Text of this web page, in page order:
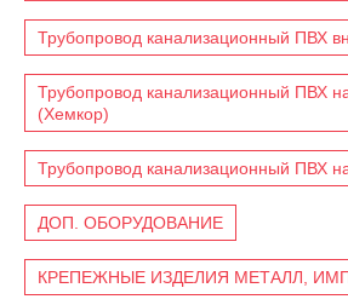
Трубопровод канализационный ПВХ
Трубопровод канализационный ПВХ
(Хемкор)
Трубопровод канализационный ПВХ
ДОП. ОБОРУДОВАНИЕ
КРЕПЕЖНЫЕ ИЗДЕЛИЯ МЕТАЛЛ,